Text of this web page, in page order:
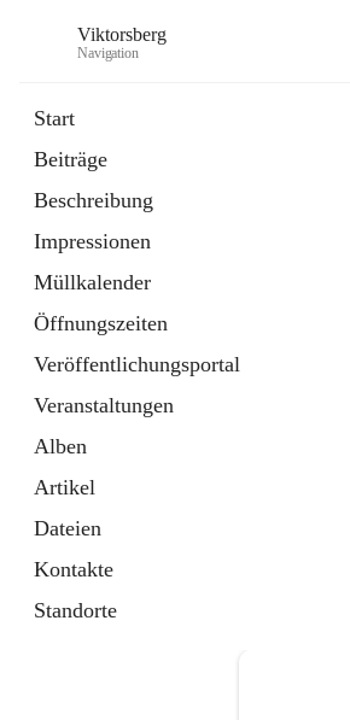
Viktorsberg
Navigation
Start
Beiträge
Beschreibung
Impressionen
Müllkalender
Öffnungszeiten
Veröffentlichungsportal
Veranstaltungen
Alben
Artikel
Dateien
Kontakte
Standorte